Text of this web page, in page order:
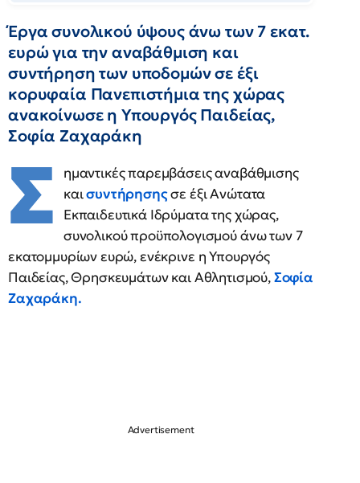
Έργα συνολικού ύψους άνω των 7 εκατ.
ευρώ για την αναβάθμιση και
συντήρηση των υποδομών σε έξι
κορυφαία Πανεπιστήμια της χώρας
ανακοίνωσε η Υπουργός Παιδείας,
Σοφία Ζαχαράκη
Σ
ημαντικές παρεμβάσεις αναβάθμισης
καισυντήρησηςσε έξι Ανώτατα
Εκπαιδευτικά Ιδρύματα της χώρας,
συνολικού προϋπολογισμού άνω των 7
εκατομμυρίων ευρώ, ενέκρινε η Υπουργός
Παιδείας, Θρησκευμάτων και Αθλητισμού,Σοφία
Ζαχαράκη.